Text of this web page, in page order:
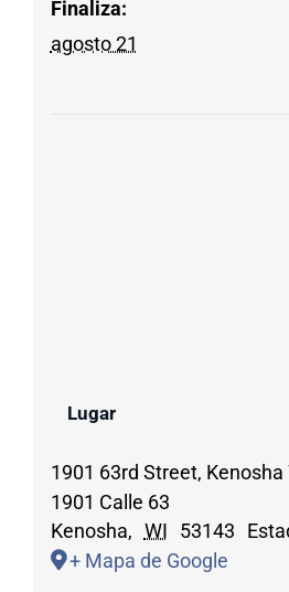
Finaliza:
agosto 21
Lugar
1901 63rd Street, Kenosha
1901 Calle 63
Kenosha, WI 53143
+ Mapa de Google